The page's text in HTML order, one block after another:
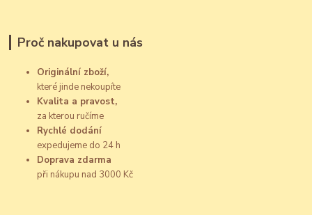
Proč nakupovat u nás
Originální zboží,
které jinde nekoupíte
Kvalita a pravost,
za kterou ručíme
Rychlé dodání
expedujeme do 24 h
Doprava zdarma
při nákupu nad 3000 Kč